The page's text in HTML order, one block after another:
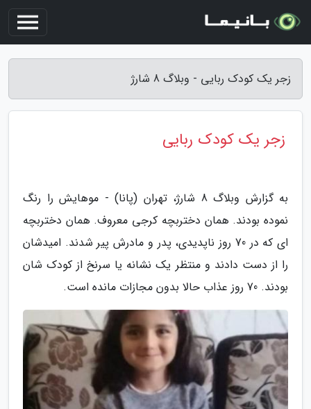
زجر یک کودک ربایی - وبلاگ 8 شارژ
زجر یک کودک ربایی
به گزارش وبلاگ 8 شارژ، تهران (پانا) - موهایش را رنگ
نموده بودند. همان دختربچه کرجی معروف. همان دختربچه
ای که در 70 روز ناپدیدی، پدر و مادرش پیر شدند. امیدشان
را از دست دادند و منتظر یک نشانه یا سرنخ از کودک شان
بودند. 70 روز عذاب حالا بدون مجازات مانده است.